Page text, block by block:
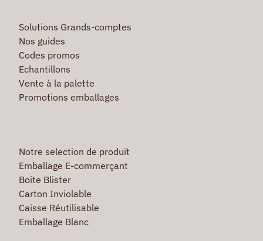
Solutions Grands-comptes
Nos guides
Codes promos
Echantillons
Vente à la palette
Promotions emballages
Notre selection de produit
Emballage E-commerçant
Boite Blister
Carton Inviolable
Caisse Réutilisable
Emballage Blanc